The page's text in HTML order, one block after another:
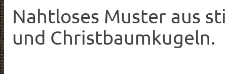
Nahtloses Muster aus
und Christbaumkugeln.